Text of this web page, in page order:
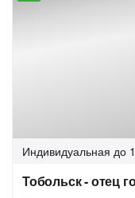
Индивидуальная до
Тобольск - отец